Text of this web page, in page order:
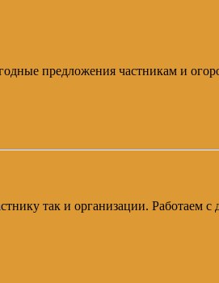
предложения частникам и
так и организации. Работаем